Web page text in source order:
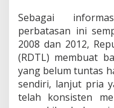
Sebagai
perbatasan ini
2008 dan 2012,
(RDTL) membuat
yang belum tuntas
sendiri, lanjut pria
telah konsisten